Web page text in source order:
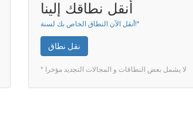
أنقل نطاقك إلينا
أنقل الآن النطاق الخاص بك لسنة!*
نقل نطاق
* لا يشمل بعض النطاقات و المجالات التجديد مؤخرا